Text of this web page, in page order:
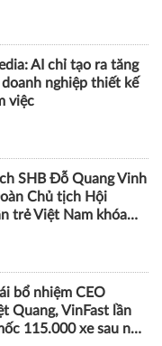
Huyền Trang được
Tổng Giám đốc
AI chỉ tạo ra tăng
nghiệp thiết kế
việc
SHB Đỗ Quang Vinh
Chủ tịch Hội
trẻ Việt Nam khóa